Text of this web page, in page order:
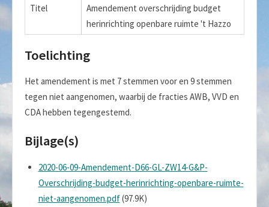
Titel
Amendement overschrijding budget
herinrichting openbare ruimte 't Hazzo
Toelichting
Het amendement is met 7 stemmen voor en 9 stemmen
tegen niet aangenomen, waarbij de fracties AWB, VVD en
CDA hebben tegengestemd.
Bijlage(s)
2020-06-09-Amendement-D66-GL-ZW14-G&P-
Overschrijding-budget-herinrichting-openbare-ruimte-
niet-aangenomen.pdf(97.9K)